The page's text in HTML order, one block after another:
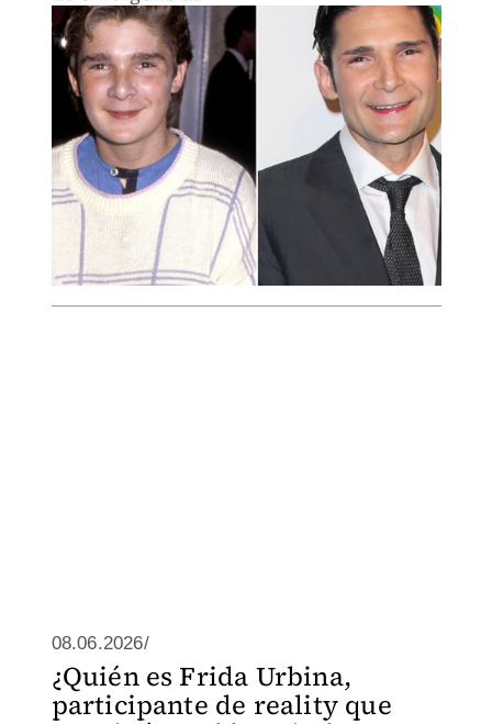
08.06.2026/
¿Quién es Frida Urbina,
participante de reality que